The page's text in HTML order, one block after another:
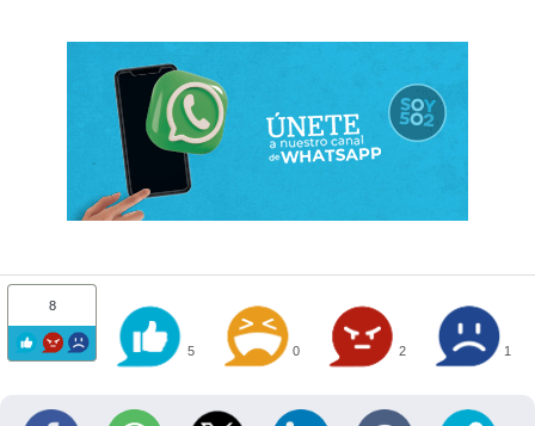
8
5 0 2 1